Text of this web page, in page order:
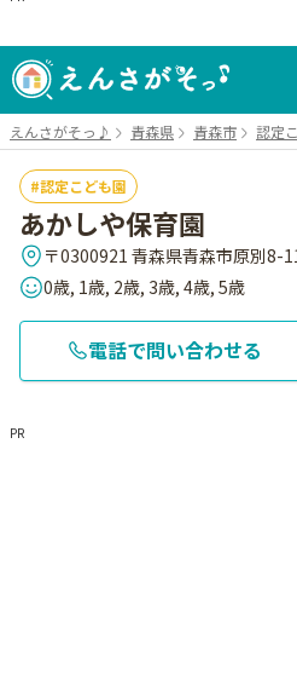
えんさがそっ♪ 青森県 青森市 認定
認定こども園
あかしや保育園
〒0300921 青森県青森市原別8-
0歳, 1歳, 2歳, 3歳, 4歳, 5歳
電話で問い合わせる
PR